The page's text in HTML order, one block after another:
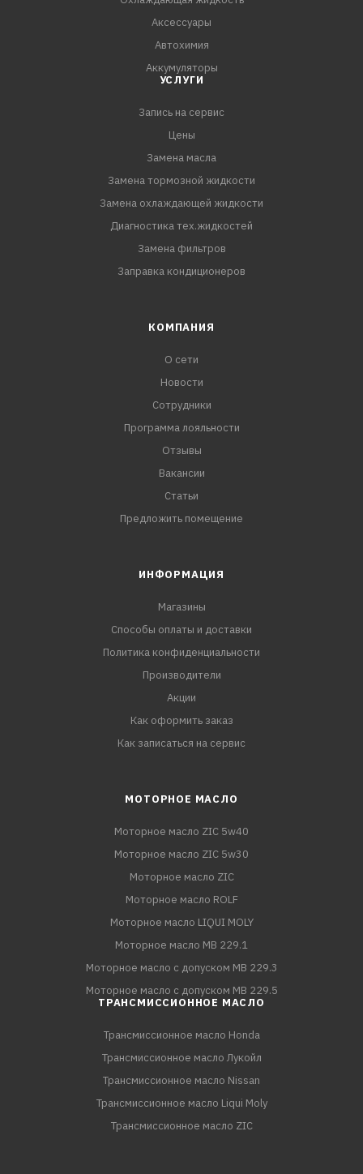
Аксессуары
Автохимия
Аккумуляторы
УСЛУГИ
Запись на сервис
Цены
Замена масла
Замена тормозной жидкости
Замена охлаждающей жидкости
Диагностика тех.жидкостей
Замена фильтров
Заправка кондиционеров
КОМПАНИЯ
О сети
Новости
Сотрудники
Программа лояльности
Отзывы
Вакансии
Статьи
Предложить помещение
ИНФОРМАЦИЯ
Магазины
Способы оплаты и доставки
Политика конфиденциальности
Производители
Акции
Как оформить заказ
Как записаться на сервис
МОТОРНОЕ МАСЛО
Моторное масло ZIC 5w40
Моторное масло ZIC 5w30
Моторное масло ZIC
Моторное масло ROLF
Моторное масло LIQUI MOLY
Моторное масло MB 229.1
Моторное масло с допуском MB 229.3
Моторное масло с допуском MB 229.5
ТРАНСМИССИОННОЕ МАСЛО
Трансмиссионное масло Honda
Трансмиссионное масло Лукойл
Трансмиссионное масло Nissan
Трансмиссионное масло Liqui Moly
Трансмиссионное масло ZIC